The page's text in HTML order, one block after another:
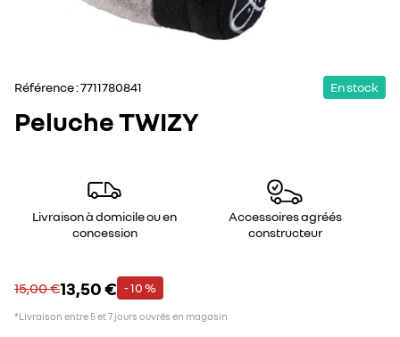
Référence :7711780841 En stock
Peluche TWIZY
Livraison à domicile ou en
concession
Accessoires agréés
constructeur
15,00 €13,50 € - 10 %
*Livraison entre 5 et 7 jours ouvrés en magasin